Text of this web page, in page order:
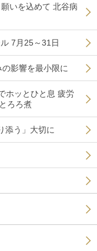
いを込めて 北谷病
7月25～31日
影響を最小限に
ホッとひと息 疲労
ろろ煮
添う」大切に